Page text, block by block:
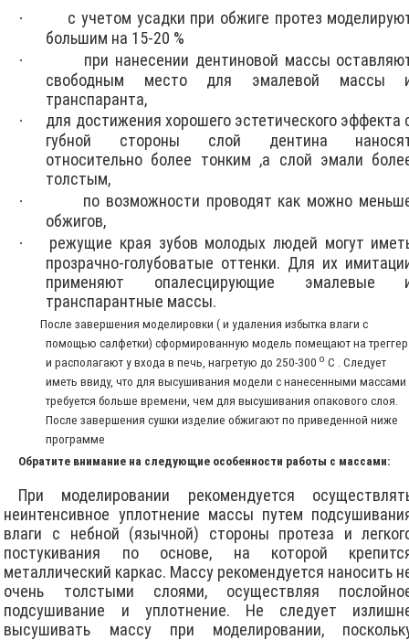
·
с учетом усадки при обжиге протез
большим на 15-20 %
·
при нанесении дентиновой массы
свободным место для эмалевой массы
транспаранта,
·
для достижения хорошего эстетического эффекта
губной стороны слой дентина
относительно более тонким ,а слой эмали
толстым,
·
по возможности проводят как можно
обжигов,
·
режущие края зубов молодых людей могут
прозрачно-голубоватые оттенки. Для их
применяют опалесцирующие эмалевые
транспарантные массы.
После завершения моделировки ( и удаления избытка влаги с
помощью салфетки) сформированную модель помещают на треггер
и располагают у входа в печь, нагретую до 250-300 о С . Следует
иметь ввиду, что для высушивания модели с нанесенными массами
требуется больше времени, чем для высушивания опакового слоя.
После завершения сушки изделие обжигают по приведенной ниже
программе
Обратите внимание на следующие особенности работы с массами:
При моделировании рекомендуется
неинтенсивное уплотнение массы путем
влаги с небной (язычной) стороны протеза и
постукивания по основе, на которой
металлический каркас. Массу рекомендуется наносить
очень толстыми слоями, осуществляя
подсушивание и уплотнение. Не следует
высушивать массу при моделировании,